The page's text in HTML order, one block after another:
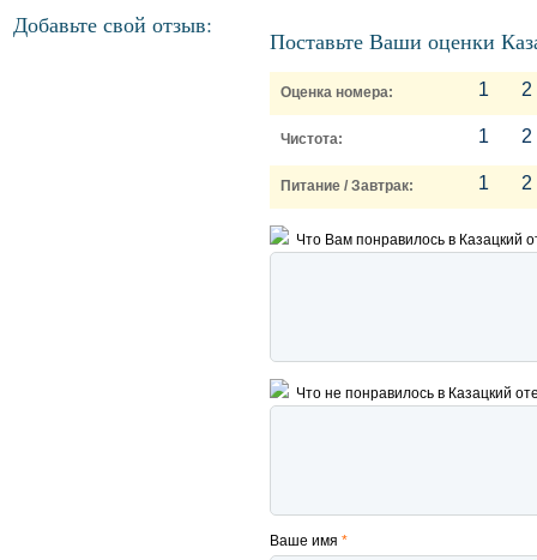
Добавьте свой отзыв:
Поставьте Ваши оценки
Оценка номера: 1 2
Чистота: 1 2
Питание / Завтрак: 1 2
Что Вам понравилось в Казацкий
Что не понравилось в Казацкий
Ваше имя *